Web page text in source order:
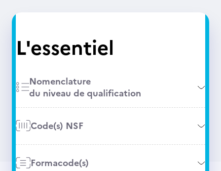
L'essentiel
Nomenclature
du niveau de qualification
Code(s) NSF
Formacode(s)